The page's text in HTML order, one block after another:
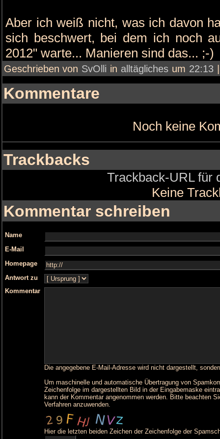
Aber ich weiß nicht, was ich davon
sich beschwert, bei dem ich noch
2012" warte... Manieren sind das... ;-)
Geschrieben von SvOlli in alltägliches um 22:13
Kommentare
Noch keine
Trackbacks
Trackback-URL für
Keine
Kommentar schreiben
Name
E-Mail
Homepage
Antwort zu
Kommentar
Die angegebene E-Mail-Adresse wird nicht dargestellt,
Um maschinelle und automatische Übertragung von
Zeichenfolge im dargestellten Bild in der Eingabemaske
kann der Kommentar angenommen werden. Bitte beachten
Verfahren anzuwenden.
Hier die letzten beiden Zeichen der Zeichenfolge der